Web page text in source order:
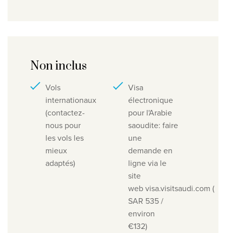
Non inclus
Vols
internationaux
(contactez-
nous pour
les vols les
mieux
adaptés)
Visa
électronique
pour l'Arabie
saoudite: faire
une
demande en
ligne via le
site
web visa.visitsaudi.com (
SAR 535 /
environ
€132)